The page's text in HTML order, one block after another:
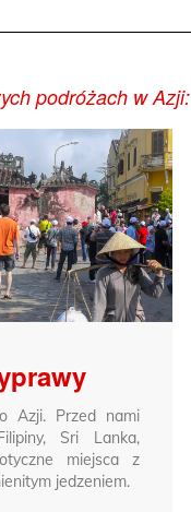
podróżach w Azji:
Azji. Przed nami
Sri Lanka,
miejsca z
jedzeniem.